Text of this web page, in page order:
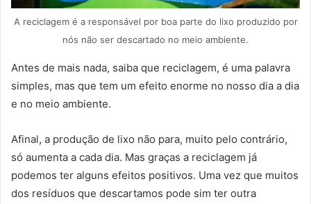
A reciclagem é a responsável por boa parte do lixo produzido por
nós não ser descartado no meio ambiente.
Antes de mais nada, saiba que reciclagem, é uma palavra
simples, mas que tem um efeito enorme no nosso dia a dia
e no meio ambiente.
Afinal, a produção de lixo não para, muito pelo contrário,
só aumenta a cada dia. Mas graças a reciclagem já
podemos ter alguns efeitos positivos. Uma vez que muitos
dos resíduos que descartamos pode sim ter outra